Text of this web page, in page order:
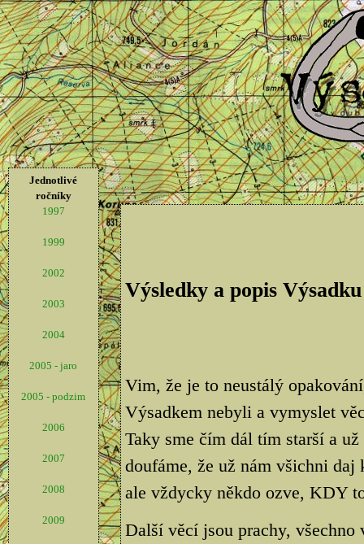
Jednotlivé
ročníky
1997
1999
2002
2003
2004
2005 - jaro
2005 - podzim
2006
2007
2008
2009
Výsledky a popis Výsadku
Vim, že je to neustálý
Výsadkem nebyli a vymyslet
Taky sme čím dál tím starší a
doufáme, že už nám všichni daj
ale vždycky někdo ozve, KDY
Další věcí jsou prachy,